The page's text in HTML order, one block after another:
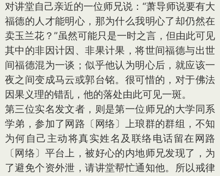
对讲堂自己亲近的一位师兄说：“萧导师说要有大
福德的人才能明心，那为什么我明心了却仍然在
卖玉兰花？”虽然可能只是一时之言，但由此可见
其中的非因计因、非果计果，将世间福德与出世
间福德混为一谈；似乎他认为明心后，就应该一
夜之间变成马云或郭台铭。很可惜的，对于佛法
因果义理的错乱，他的落处由此可见一斑。
第三位实名发文者，则是第一位师兄的大学同系
学弟，参加了网路〔网络〕上琅群的群组，不知
为何自己主动将真实姓名及联络电话留在网路
〔网络〕平台上，被好心的内地师兄发现了，为
了避免个资外泄，请讲堂帮忙通知他。所以戒律